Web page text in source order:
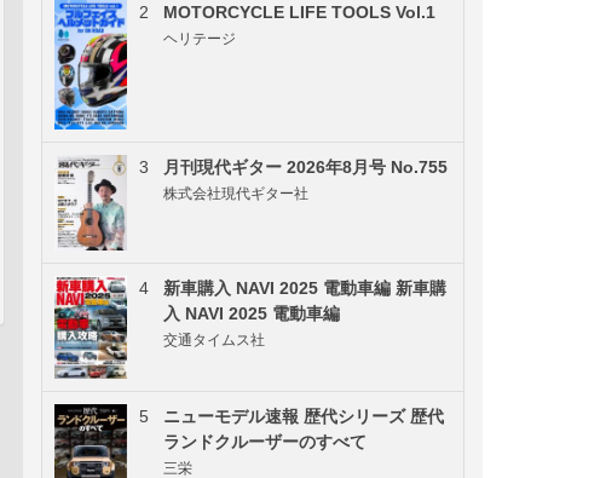
2 MOTORCYCLE LIFE TOOLS Vol.1
ヘリテージ
3 月刊現代ギター 2026年8月号 No.755
株式会社現代ギター社
4
新車購入 NAVI 2025 電動車編 新車購
入 NAVI 2025 電動車編
交通タイムス社
5
ニューモデル速報 歴代シリーズ 歴代
ランドクルーザーのすべて
三栄